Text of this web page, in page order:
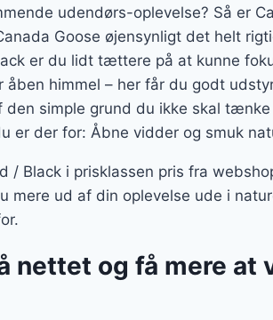
udendørs-oplevelse? Så er
Goose øjensynligt det helt
er du lidt tættere på at kunne
himmel – her får du godt
simple grund du ikke skal
er der for: Åbne vidder og smuk
/ Black i prisklassen pris fra
mere ud af din oplevelse ude i
nettet og få mere at